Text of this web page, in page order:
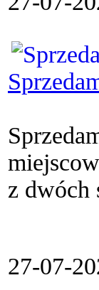
z dwóch
27-07-